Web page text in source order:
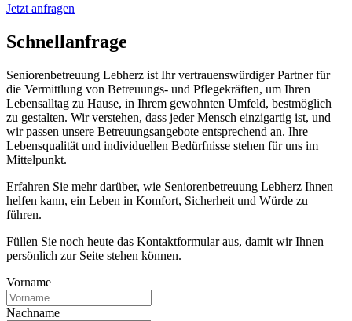
Jetzt anfragen
Schnell­anfrage
Seniorenbetreuung Lebherz ist Ihr vertrauenswürdiger Partner für
die Vermittlung von Betreuungs- und Pflegekräften, um Ihren
Lebensalltag zu Hause, in Ihrem gewohnten Umfeld, bestmöglich
zu gestalten. Wir verstehen, dass jeder Mensch einzigartig ist, und
wir passen unsere Betreuungsangebote entsprechend an. Ihre
Lebensqualität und individuellen Bedürfnisse stehen für uns im
Mittelpunkt.
Erfahren Sie mehr darüber, wie Seniorenbetreuung Lebherz Ihnen
helfen kann, ein Leben in Komfort, Sicherheit und Würde zu
führen.
Füllen Sie noch heute das Kontaktformular aus, damit wir Ihnen
persönlich zur Seite stehen können.
Vorname
Nachname